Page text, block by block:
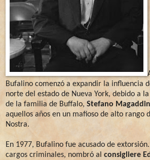
Bufalino comenzó a expandir la influencia
norte del estado de Nueva York, debido a
de la familia de Buffalo, Stefano
aquellos años en un mafioso de alto rango
Nostra.
En 1977, Bufalino fue acusado de
cargos criminales, nombró al consigliere